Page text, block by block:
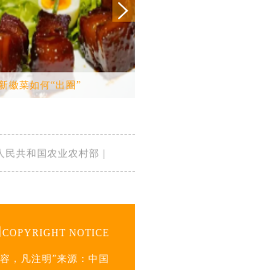
徽菜如何“出圈”
民共和国农业农村部
COPYRIGHT NOTICE
，凡注明”来源：中国